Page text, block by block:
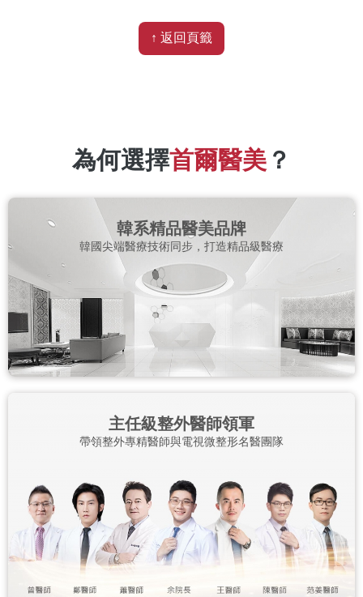
↑ 返回頁籤
為何選擇首爾醫美 ？
韓系精品醫美品牌
韓國尖端醫療技術同步，打造精品級醫療
主任級整外醫師領軍
帶領整外專精醫師與電視微整形名醫團隊